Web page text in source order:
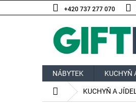
na
+420 737 277 070
NÁBYTEK KUCHYŇ
Domů KUCHYŇ A